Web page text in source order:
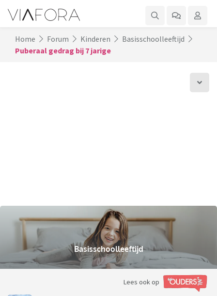
Home Forum Kinderen
Basisschoolleeftijd
Puberaal gedrag bij 7 jarige
Basisschoolleeftijd
Lees ook op